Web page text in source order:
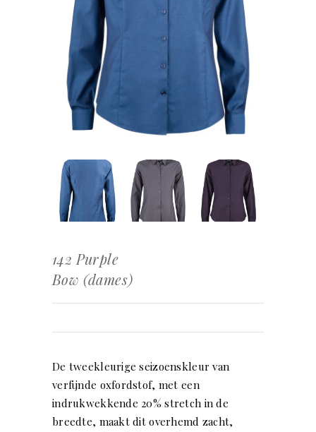
142 Purple
Bow (dames)
De tweekleurige seizoenskleur van
verfijnde oxfordstof, met een
indrukwekkende 20% stretch in de
breedte, maakt dit overhemd zacht,